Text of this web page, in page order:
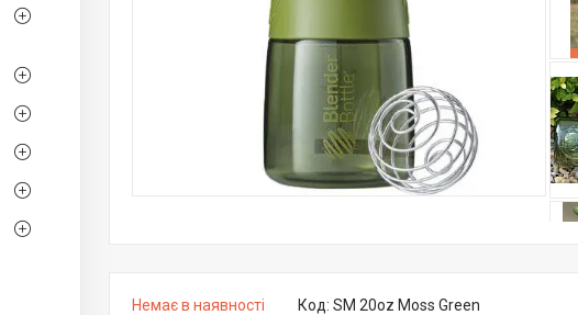
Немає в наявності Код: SM 20oz Moss Green